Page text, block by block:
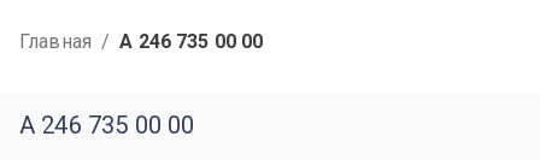
Главная / A 246 735 00 00
A 246 735 00 00